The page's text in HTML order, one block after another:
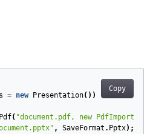
Copy
= new Presentation())
(
, SaveFormat . Pptx);